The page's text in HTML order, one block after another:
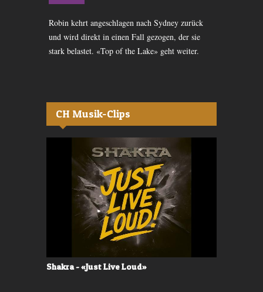
Robin kehrt angeschlagen nach Sydney zurück
und wird direkt in einen Fall gezogen, der sie
stark belastet. «Top of the Lake» geht weiter.
CH Musik-Clips
Shakra - «Just Live Loud»